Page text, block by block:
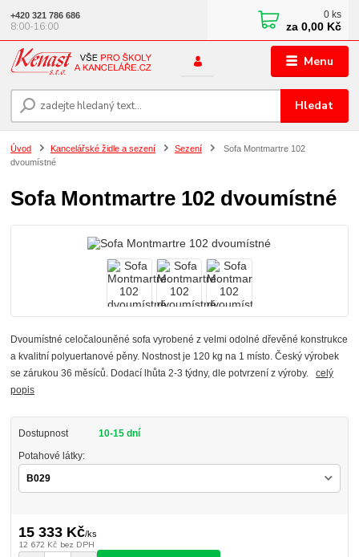
Menu
Hledat
+420 321 786 686
8:00-16:00
0 ks
za 0,00 Kč
Úvod Kancelářské židle a sezení Sezení
Sofa Montmartre 102
dvoumístné
Sofa Montmartre 102 dvoumístné
Dvoumístné celočalouněné sofa vyrobené z velmi odolné dřevěné konstrukce
a kvalitní polyuertanové pěny. Nostnost je 120 kg na 1 místo. Český výrobek
se zárukou 36 měsíců. Dodací lhůta 2-3 týdny, dle potvrzení z výroby.celý
popis
Dostupnost 10-15 dní
Potahové látky:
15 333 Kč/ks
12 672 Kč bez DPH